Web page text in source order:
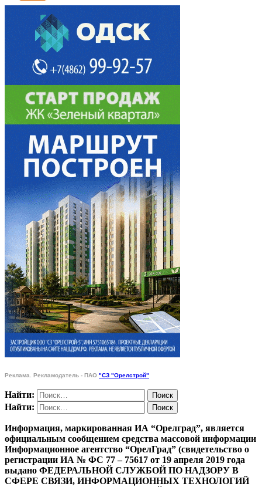
Реклама. Рекламодатель - ПАО "СЗ "Орелстрой"
Найти:
Найти:
Информация, маркированная ИА “Орелград”, является
официальным сообщением средства массовой информации
Информационное агентство “ОрелГрад” (свидетельство о
регистрации ИА № ФС 77 – 75617 от 19 апреля 2019 года
выдано ФЕДЕРАЛЬНОЙ СЛУЖБОЙ ПО НАДЗОРУ В
СФЕРЕ СВЯЗИ, ИНФОРМАЦИОННЫХ ТЕХНОЛОГИЙ